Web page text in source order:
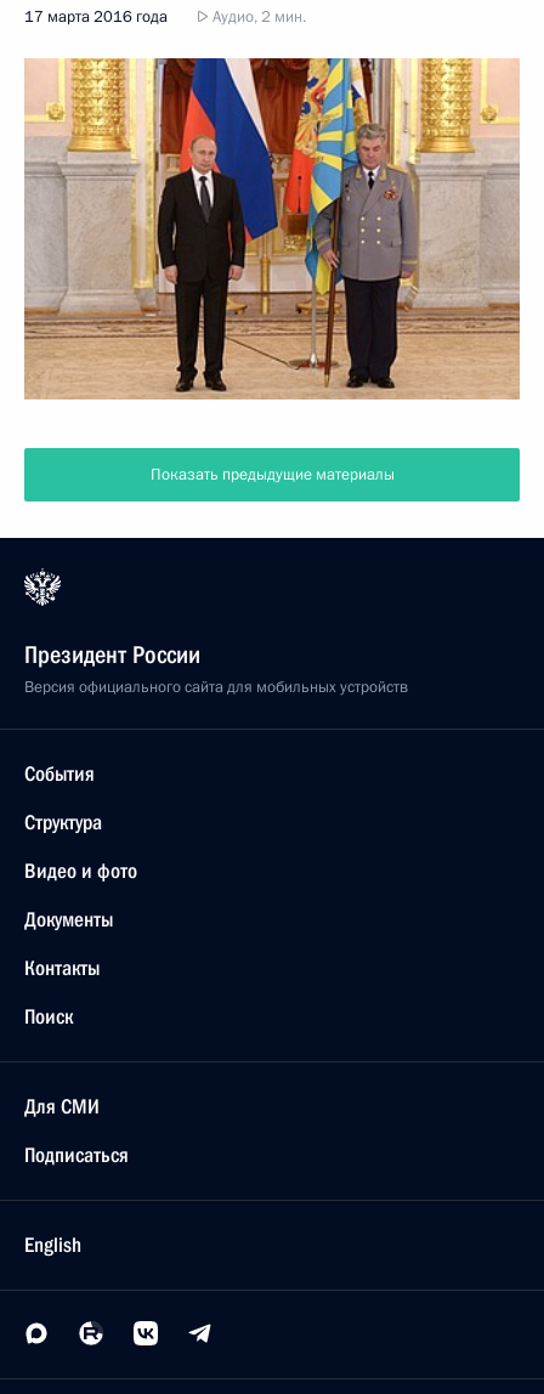
17 марта 2016 года Аудио, 2 мин.
Показать предыдущие материалы
Президент России
Версия официального сайта для мобильных устройств
События
Структура
Видео и фото
Документы
Контакты
Поиск
Для СМИ
Подписаться
English